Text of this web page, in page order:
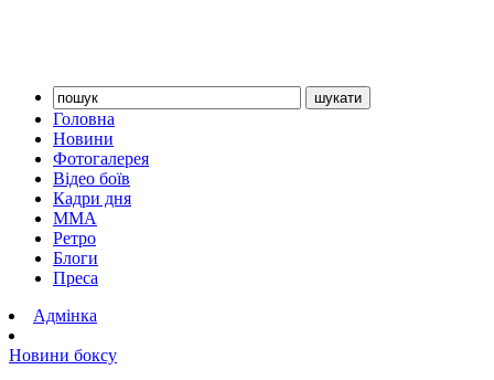
Головна
Новини
Фотогалерея
Відео боїв
Кадри дня
ММА
Ретро
Блоги
Преса
Адмінка
Новини боксу